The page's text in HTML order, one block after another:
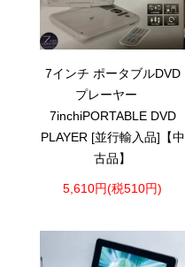
7インチ ポータブルDVD
プレーヤー
7inchiPORTABLE DVD
PLAYER [並行輸入品]【中
古品】
5,610円(税510円)